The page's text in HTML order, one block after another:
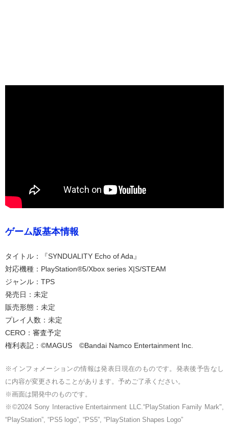
ゲーム版基本情報
タイトル：『SYNDUALITY Echo of Ada』
対応機種：PlayStation®5/Xbox series X|S/STEAM
ジャンル：TPS
発売日：未定
販売形態：未定
プレイ人数：未定
CERO：審査予定
権利表記：©MAGUS ©Bandai Namco Entertainment Inc.
※インフォメーションの情報は発表日現在のものです。発表後予告なし
に内容が変更されることがあります。予めご了承ください。
※画面は開発中のものです。
※©2024 Sony Interactive Entertainment LLC.“PlayStation Family Mark",
“PlayStation”, “PS5 logo”, “PS5”, “PlayStation Shapes Logo”